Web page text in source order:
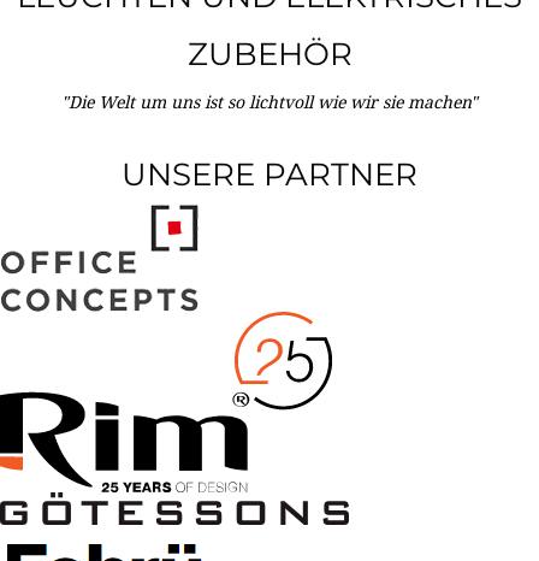
ZUBEHÖR
"Die Welt um uns ist so lichtvoll wie wir sie machen"
UNSERE PARTNER